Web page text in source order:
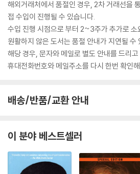
해외거래처에서 품절인 경우, 2차 거래선을
접 수입이 진행될 수 있습니다.
수입 진행 시점으로 부터 2~3주가 추가로 소
원활하지 않은 도서는 품절 안내가 지연될 수
해당 경우, 문자와 메일로 별도 안내를 드리
휴대전화번호와 메일주소를 다시 한번 확인
배송/반품/교환 안내
이 분야 베스트셀러